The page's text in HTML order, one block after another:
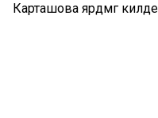
Карташова ярдәмгә